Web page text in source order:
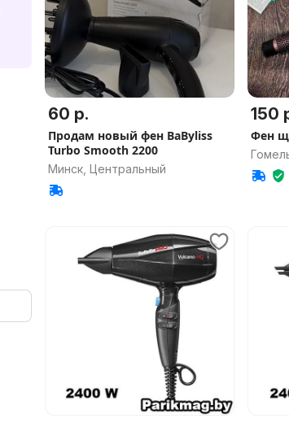
60 р.
Продам новый фен BaByliss
Turbo Smooth 2200
Минск, Центральный
150
Фен